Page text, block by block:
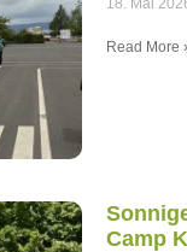
Read More
Camp